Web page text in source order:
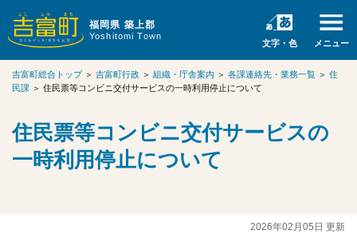
福岡県 築上郡
Yoshitomi Town
文字・色 メニュー
吉富町総合トップ＞ 吉富町行政 ＞ 組織・庁舎案内 ＞ 各課連絡先・業務一覧 ＞ 住
民課 ＞ 住民票等コンビニ交付サービスの一時利用停止について
住民票等コンビニ交付サービスの
一時利用停止について
2026年02月05日 更新